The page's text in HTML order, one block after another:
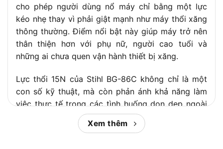
cho phép người dùng nổ máy chỉ bằng một lực
kéo nhẹ thay vì phải giật mạnh như máy thổi xăng
thông thường. Điểm nổi bật này giúp máy trở nên
thân thiện hơn với phụ nữ, người cao tuổi và
những ai chưa quen vận hành thiết bị xăng.
Lực thổi 15N của Stihl BG-86C không chỉ là một
con số kỹ thuật, mà còn phản ánh khả năng làm
việc thực tế trong các tình huống dọn dẹp ngoài
trời quy mô lớn. Sau đây,Chợ Tiêu Dùng
tích đầy đủ thông số, cơ chế hoạt động và so
Xem thêm